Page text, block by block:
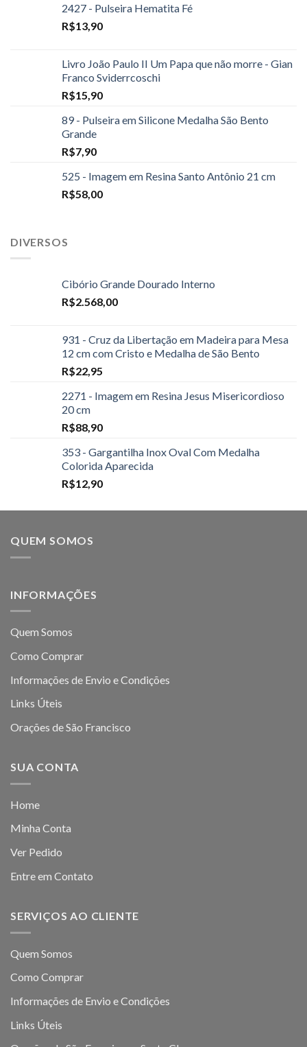
2427 - Pulseira Hematita Fé
R$13,90
Livro João Paulo II Um Papa que não morre - Gian
Franco Sviderrcoschi
R$15,90
89 - Pulseira em Silicone Medalha São Bento
Grande
R$7,90
525 - Imagem em Resina Santo Antônio 21 cm
R$58,00
DIVERSOS
Cibório Grande Dourado Interno
R$2.568,00
931 - Cruz da Libertação em Madeira para Mesa
12 cm com Cristo e Medalha de São Bento
R$22,95
2271 - Imagem em Resina Jesus Misericordioso
20 cm
R$88,90
353 - Gargantilha Inox Oval Com Medalha
Colorida Aparecida
R$12,90
QUEM SOMOS
INFORMAÇÕES
Quem Somos
Como Comprar
Informações de Envio e Condições
Links Úteis
Orações de São Francisco
SUA CONTA
Home
Minha Conta
Ver Pedido
Entre em Contato
SERVIÇOS AO CLIENTE
Quem Somos
Como Comprar
Informações de Envio e Condições
Links Úteis